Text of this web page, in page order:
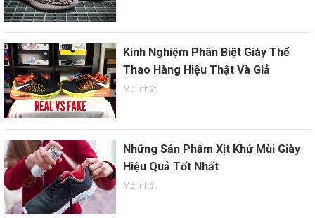
Kinh Nghiệm Phân Biệt Giày Thể
Thao Hàng Hiệu Thật Và Giả
Mới nhất
Những Sản Phẩm Xịt Khử Mùi Giày
Hiệu Quả Tốt Nhất
Mới nhất